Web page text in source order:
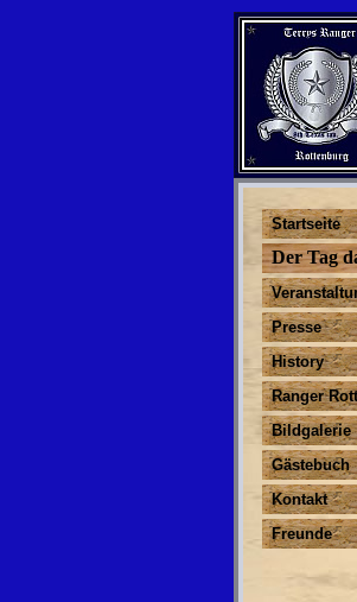
Startseite
Der Tag
Presse
History
Ranger
Bildgalerie
Gästebuch
Kontakt
Freunde